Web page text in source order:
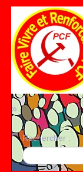
»
Rechercher :